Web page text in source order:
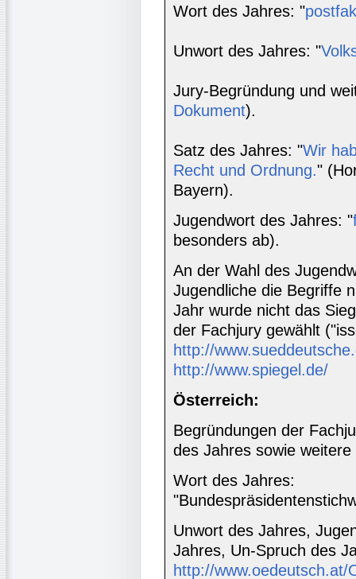
Wort des Jahres: "
Unwort des Jahres: "
Jury-Begründung und
Dokument).
Satz des Jahres: "Wir
Recht und Ordnung."
Bayern).
Jugendwort des Jahres: "
besonders ab).
An der Wahl des
Jugendliche die Begriffe
Jahr wurde nicht das
der Fachjury gewählt
http://
http://www.spiegel.de/
Österreich:
Begründungen der
des Jahres sowie
Wort des Jahres:
Unwort des Jahres,
Jahres, Un-Spruch des
http://www.oedeutsch.at/